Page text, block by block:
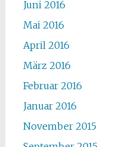
Juni 2016
Mai 2016
April 2016
März 2016
Februar 2016
Januar 2016
November 2015